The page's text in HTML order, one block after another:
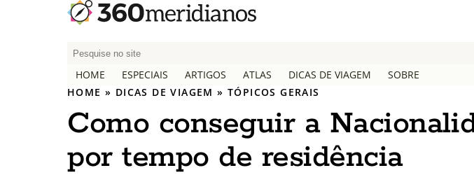
P
q
u
i
s
a
HOME ESPECIAIS ARTIGOS ATLAS DICAS DE VIAGEM SOBRE
HOME » DICAS DE VIAGEM »TÓPICOS GERAIS
Como conseguir a
por tempo de residência